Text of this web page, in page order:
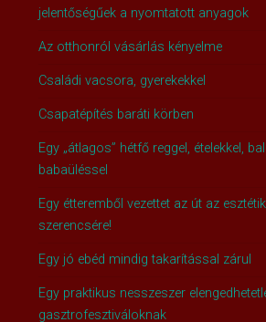
jelentőségűek a nyomtatott anyagok
Az otthonról vásárlás kényelme
Családi vacsora, gyerekekkel
Csapatépítés baráti körben
Egy „átlagos” hétfő reggel, ételekkel,
babaüléssel
Egy étteremből vezettet az út az
szerencsére!
Egy jó ebéd mindig takarítással zárul
Egy praktikus nesszeszer
gasztrofesztiváloknak